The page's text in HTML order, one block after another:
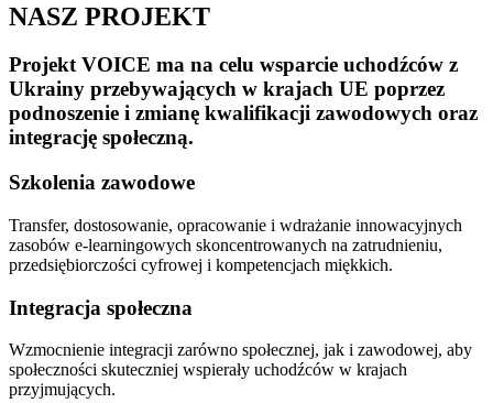
NASZ PROJEKT
Projekt VOICE ma na celu wsparcie uchodźców z
Ukrainy przebywających w krajach UE poprzez
podnoszenie i zmianę kwalifikacji zawodowych oraz
integrację społeczną.
Szkolenia zawodowe
Transfer, dostosowanie, opracowanie i wdrażanie innowacyjnych
zasobów e-learningowych skoncentrowanych na zatrudnieniu,
przedsiębiorczości cyfrowej i kompetencjach miękkich.
Integracja społeczna
Wzmocnienie integracji zarówno społecznej, jak i zawodowej, aby
społeczności skuteczniej wspierały uchodźców w krajach
przyjmujących.